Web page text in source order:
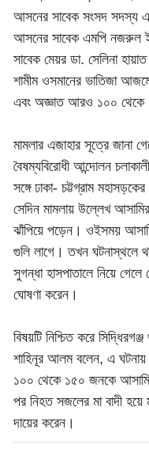
আসনের সাবেক সংসদ সদস্য
আসনের সাবেক এমপি নজরুল
সাবেক মেয়র ডা. সেলিনা
শামীম ওসমানের ভাতিজা
এবং অজ্ঞাত আরও ১০০ থেকে
মামলার এজাহার সূত্রে জানা
বৈষম্যবিরোধী আন্দোলন
সঙ্গে ঢাকা- চট্টগ্রাম
সেদিন মামলায় উল্লেখ
ঝাঁপিয়ে পড়েন। ওইসময়
গুলি লাগে। তখন ঘটনাস্থলে
সুগন্ধা হাসপাতালে নিয়ে
ঘোষণা করেন।
বিষয়টি নিশ্চিত করে
শাহিনূর আলম বলেন, এ
১০০ থেকে ১৫০ জনকে আসামি
পর নিহত সজলের মা বাদী হয়ে
দায়ের করেন।